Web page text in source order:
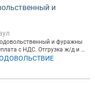
и
и фуражны
с НДС. Отгрузка ж/д и а
точку России, а так же
дальнего зарубежья. Полны